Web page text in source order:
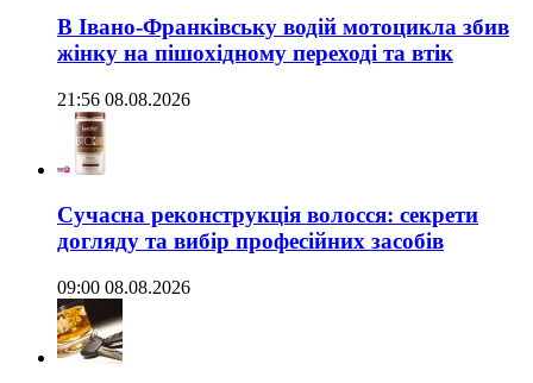
В Івано-Франківську водій мотоцикла збив
жінку на пішохідному переході та втік
21:56 08.08.2026
Сучасна реконструкція волосся: секрети
догляду та вибір професійних засобів
09:00 08.08.2026